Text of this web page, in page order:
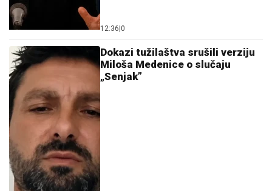
12:36 0
Dokazi tužilaštva srušili verziju
Miloša Medenice o slučaju
„Senjak”